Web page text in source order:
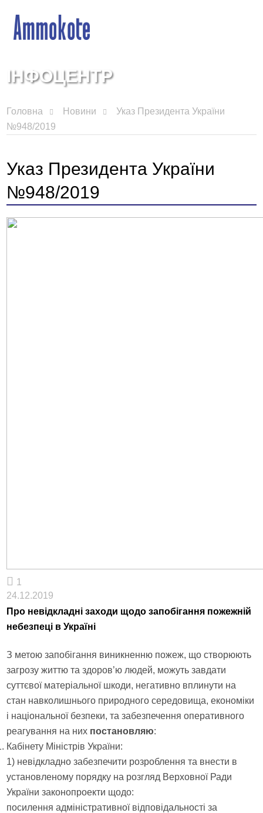
ІНФОЦЕНТР
Головна Новини
Указ Президента України
№948/2019
Указ Президента України
№948/2019
1
24.12.2019
Про невідкладні заходи щодо запобігання пожежній
небезпеці в Україні
З метою запобігання виникненню пожеж, що створюють
загрозу життю та здоров’ю людей, можуть завдати
суттєвої матеріальної шкоди, негативно вплинути на
стан навколишнього природного середовища, економіки
і національної безпеки, та забезпечення оперативного
реагування на них постановляю:
Кабінету Міністрів України:
1) невідкладно забезпечити розроблення та внести в
установленому порядку на розгляд Верховної Ради
України законопроекти щодо:
посилення адміністративної відповідальності за